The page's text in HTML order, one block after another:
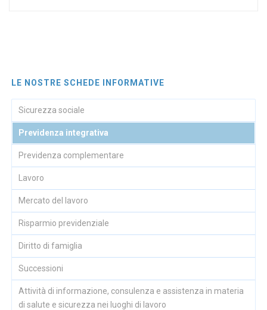
LE NOSTRE SCHEDE INFORMATIVE
Sicurezza sociale
Previdenza integrativa
Previdenza complementare
Lavoro
Mercato del lavoro
Risparmio previdenziale
Diritto di famiglia
Successioni
Attività di informazione, consulenza e assistenza in materia
di salute e sicurezza nei luoghi di lavoro